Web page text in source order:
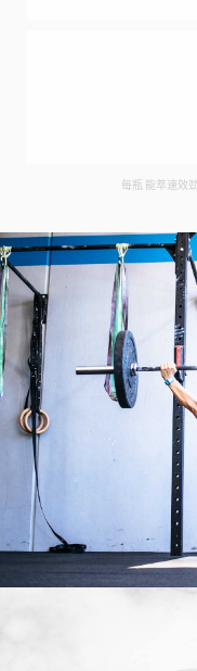
每瓶 能萃速效